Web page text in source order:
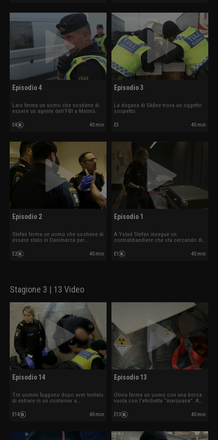
Episodio 4
Lars ferma un uomo che sostiene di
essere un agente dell'FBI a Malmö.
E4 40 min
Episodio 3
La dogana di Skåne trova un oggetto
sospetto.
E3 40 min
Episodio 2
Stefan ferma un uomo che sostiene di
essere stato in Danimarca per
E2 40 min
Episodio 1
A Ystad Stefan insegue un
contrabbandiere che sta cercando di
E1 40 min
Stagione 3 | 13 Video
Episodio 14
Tre uomini fuggono dopo aver tentato
di entrare in un container a
container e trova qualcosa nascosto
nel pavimento.
E14 40 min
Episodio 13
Olivia ferma un uomo con una borsa
vuota con l'etichetta “marijuana”. A
radioattivo.
E13 40 min